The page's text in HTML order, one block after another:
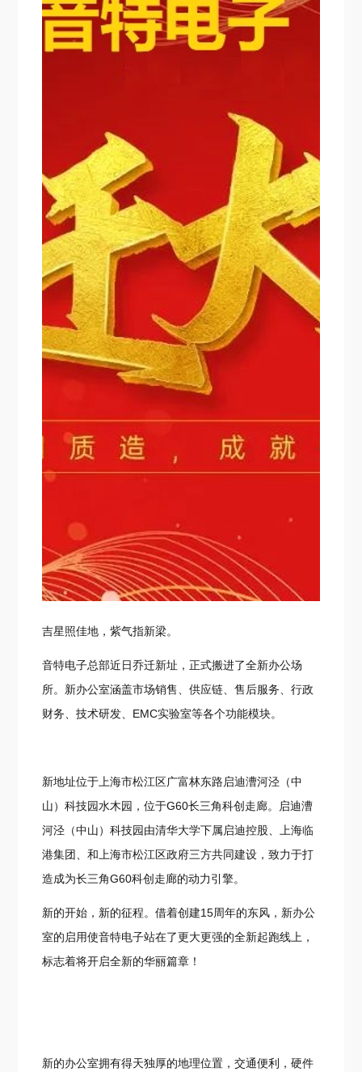
吉星照佳地，紫气指新梁。
音特电子总部近日乔迁新址，正式搬进了全新办公场
所。新办公室涵盖市场销售、供应链、售后服务、行政
财务、技术研发、EMC实验室等各个功能模块。
新地址位于上海市松江区广富林东路启迪漕河泾（中
山）科技园水木园，位于G60长三角科创走廊。启迪漕
河泾（中山）科技园由清华大学下属启迪控股、上海临
港集团、和上海市松江区政府三方共同建设，致力于打
造成为长三角G60科创走廊的动力引擎。
新的开始，新的征程。借着创建15周年的东风，新办公
室的启用使音特电子站在了更大更强的全新起跑线上，
标志着将开启全新的华丽篇章！
新的办公室拥有得天独厚的地理位置，交通便利，硬件